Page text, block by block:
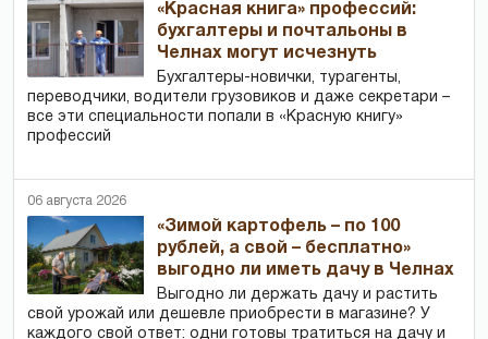
«Красная книга» профессий:
бухгалтеры и почтальоны в
Челнах могут исчезнуть
Бухгалтеры-новички, тур­агенты,
переводчики, водители грузовиков и даже секретари –
все эти специальности попали в «Красную книгу»
профессий
06 августа 2026
«Зимой картофель – по 100
рублей, а свой – бесплатно»
выгодно ли иметь дачу в Челнах
Выгодно ли держать дачу и растить
свой урожай или дешевле приобрести в магазине? У
каждого свой ответ: одни готовы тратиться на дачу и